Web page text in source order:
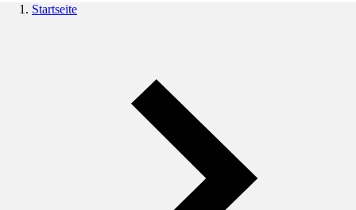
Startseite